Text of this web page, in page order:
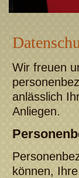
Wir freuen
anlässlich
Anliegen.
können,